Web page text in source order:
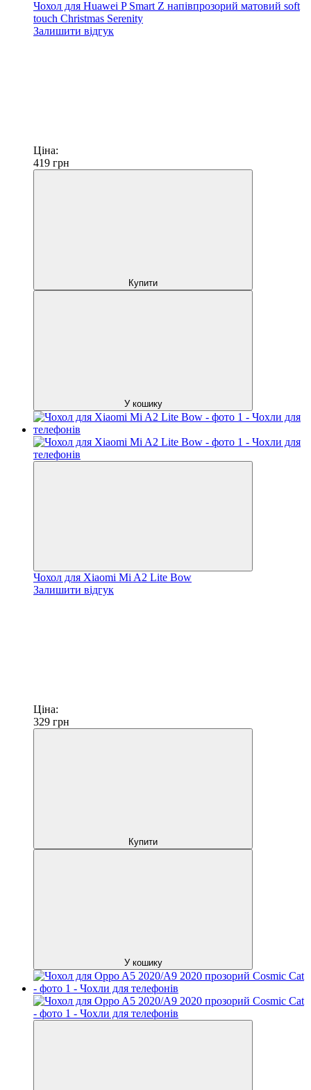
Чохол для Huawei P Smart Z напівпрозорий матовий soft
touch Christmas Serenity
Залишити відгук
Ціна:
419 грн
Купити
У кошику
Чохол для Xiaomi Mi A2 Lite Bow
Залишити відгук
Ціна:
329 грн
Купити
У кошику